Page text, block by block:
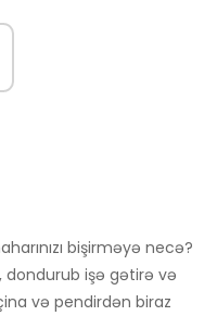
bişirməyə necə?
dondurub işə gətirə və
və pendirdən biraz